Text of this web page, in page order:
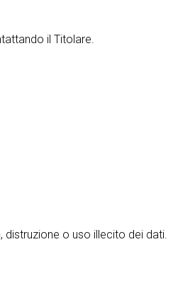
il Titolare.
o uso illecito dei dati.